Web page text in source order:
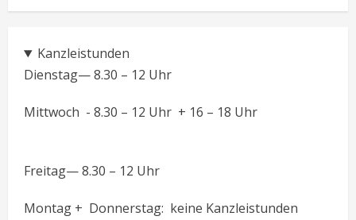
Kanzleistunden
Dienstag— 8.30 – 12 Uhr
Mittwoch - 8.30 – 12 Uhr + 16 – 18 Uhr
Freitag— 8.30 – 12 Uhr
Montag + Donnerstag: keine Kanzleistunden